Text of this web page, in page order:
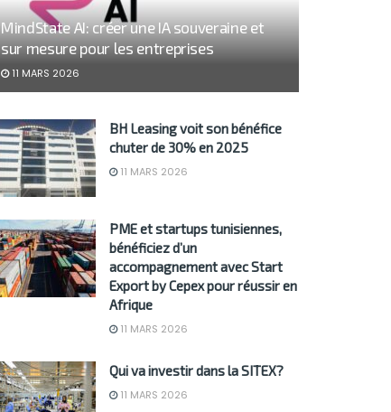
MindState AI: créer une IA souveraine et
sur mesure pour les entreprises
11 MARS 2026
BH Leasing voit son bénéfice
chuter de 30% en 2025
11 MARS 2026
PME et startups tunisiennes,
bénéficiez d’un
accompagnement avec Start
Export by Cepex pour réussir en
Afrique
11 MARS 2026
Qui va investir dans la SITEX?
11 MARS 2026